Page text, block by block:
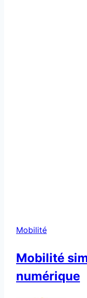
Mobilité
Mobilité
numérique